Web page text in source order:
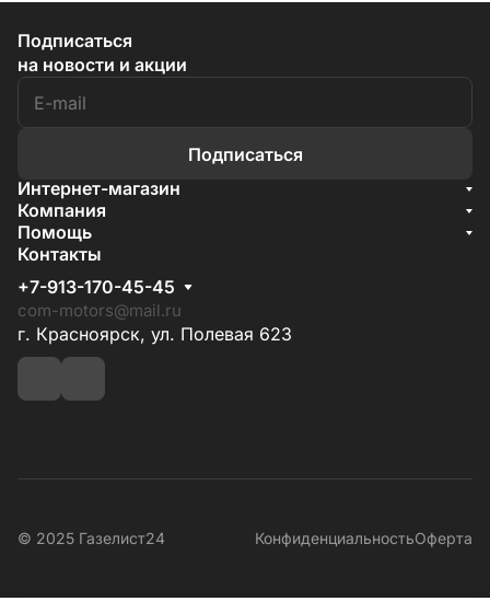
Подписаться
на новости и акции
Подписаться
Интернет-магазин
Акции
Бренды
Компания
О компании
Документы
Условия поставки
Отзывы
Помощь
Условия доставки
Способы оплаты
Гарантия на товар
Контакты
+7-913-170-45-45
com-motors@mail.ru
г. Красноярск, ул. Полевая 623
© 2025 Газелист24 КонфиденциальностьОферта